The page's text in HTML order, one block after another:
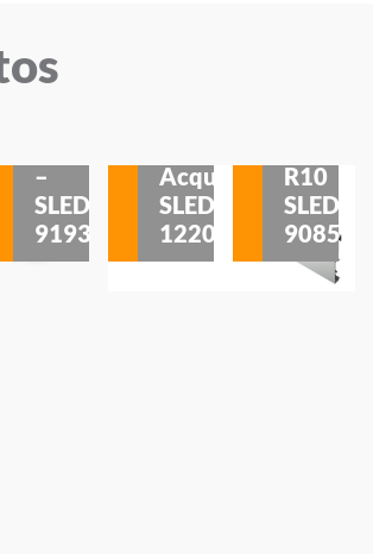
–
SLED
9193
Acqua
SLED
1220
R10
SLED
9085